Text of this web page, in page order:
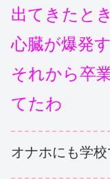
出てきたとき
心臓が爆発
それから卒
てたわ
オナホにも学